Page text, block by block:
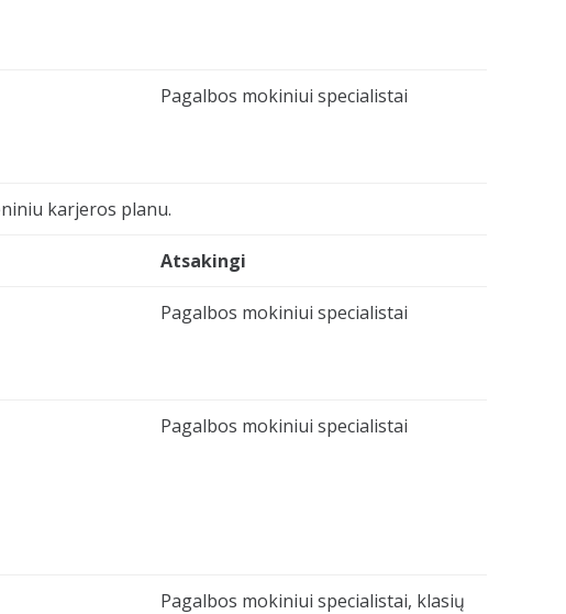
Pagalbos mokiniui specialistai
karjeros planu.
Atsakingi
Pagalbos mokiniui specialistai
Pagalbos mokiniui specialistai
Pagalbos mokiniui specialistai, klasių